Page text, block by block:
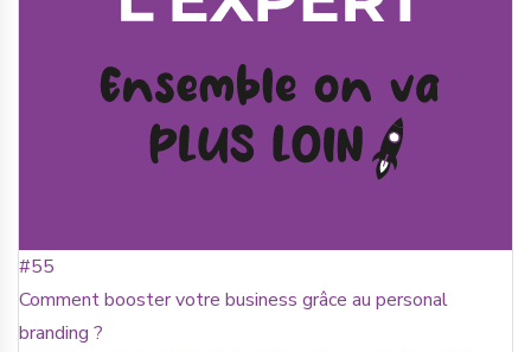
#55
Comment booster votre business grâce au personal
branding ?